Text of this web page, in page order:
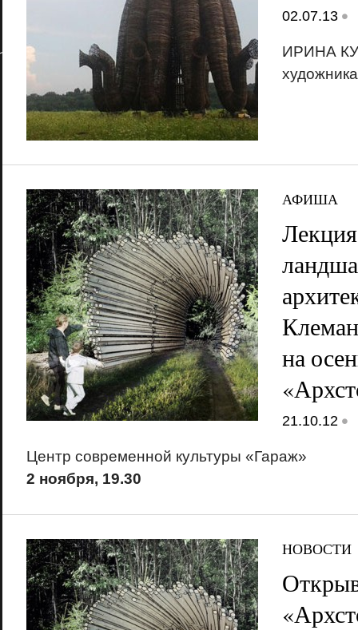
02.07.13 •
ИРИНА
АФИША
на
21.10.12 •
Центр современной культуры «Гараж»
2 ноября, 19.30
НОВОСТИ